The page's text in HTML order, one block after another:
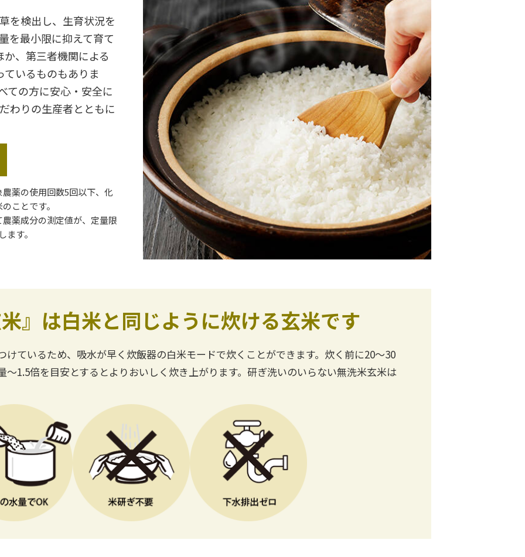
を検出し、生育状況を
を最小限に抑えて育て
、第三者機関による
いるものもありま
ての方に安心・安全に
わりの生産者とともに
薬の使用回数5回以下、化
ことです。
薬成分の測定値が、定量限
す。
』は白米と同じように炊ける玄米です
けているため、吸水が早く炊飯器の白米モードで炊くことができます。炊く前に20〜30
～1.5倍を目安とするとよりおいしく炊き上がります。研ぎ洗いのいらない無洗米玄米は